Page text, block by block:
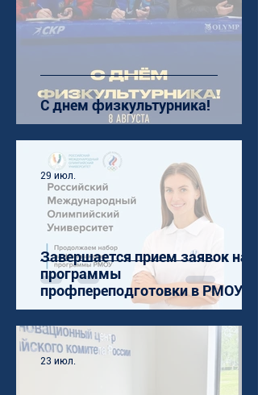
С днем физкультурника!
Завершается прием заявок на
программы
профпереподготовки в РМОУ
29 июл.
23 июл.